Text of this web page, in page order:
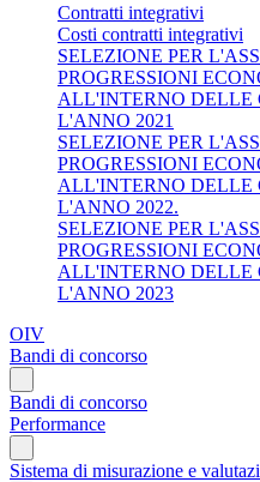
Contratti integrativi
Costi contratti integrativi
SELEZIONE PER
PROGRESSIONI
ALL'INTERNO DELLE
L'ANNO 2021
SELEZIONE PER
PROGRESSIONI
ALL'INTERNO DELLE
L'ANNO 2022.
SELEZIONE PER
PROGRESSIONI
ALL'INTERNO DELLE
L'ANNO 2023
OIV
Bandi di concorso
Bandi di concorso
Performance
Sistema di misurazione e